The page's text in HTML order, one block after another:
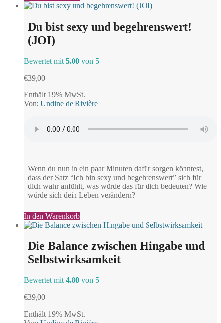
Du bist sexy und begehrenswert!
(JOI)
Bewertet mit 5.00 von 5
€39,00
Enthält 19% MwSt.
Von: Undine de Rivière
Wenn du nun in ein paar Minuten dafür sorgen könntest,
dass der Satz “Ich bin sexy und begehrenswert” sich für
dich wahr anfühlt, was würde das für dich bedeuten? Wie
würde sich dein Leben verändern?
In den Warenkorb
Die Balance zwischen Hingabe und
Selbstwirksamkeit
Bewertet mit 4.80 von 5
€39,00
Enthält 19% MwSt.